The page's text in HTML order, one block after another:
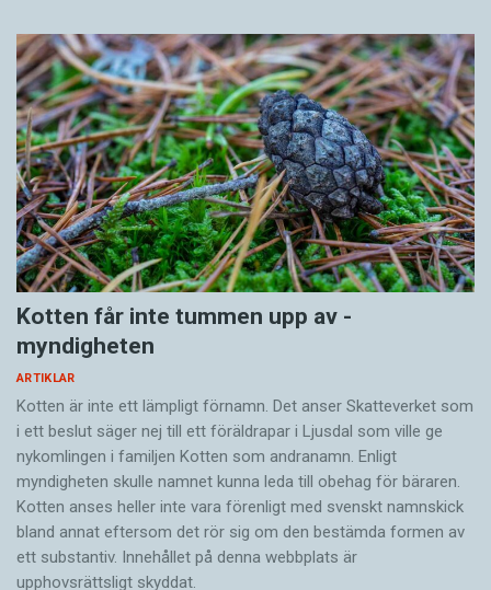
Kotten får inte tummen upp av ­
myndigheten
ARTIKLAR
Kotten är inte ett lämpligt förnamn. Det anser Skatte­verket som
i ett beslut säger nej till ett föräldra­par i Ljusdal som ville ge
nykomlingen i familjen Kotten som andranamn. Enligt
myndigheten skulle namnet kunna leda till obehag för bäraren.
Kotten anses heller inte vara förenligt med svenskt namnskick
bland annat eftersom det rör sig om den bestämda formen av
ett substantiv. Innehållet på denna webbplats är
upphovsrättsligt skyddat.